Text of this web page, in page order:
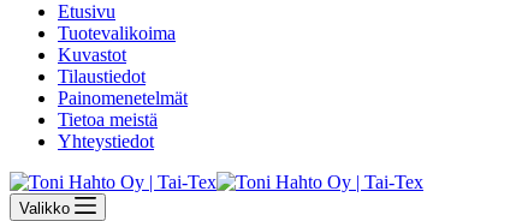
Etusivu
Tuotevalikoima
Kuvastot
Tilaustiedot
Painomenetelmät
Tietoa meistä
Yhteystiedot
Valikko